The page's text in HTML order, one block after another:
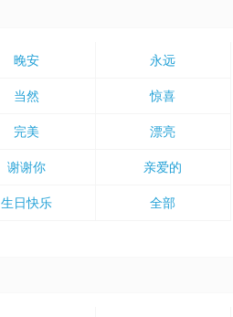
晚安 永远
当然 惊喜
完美 漂亮
谢谢你 亲爱的
生日快乐 全部